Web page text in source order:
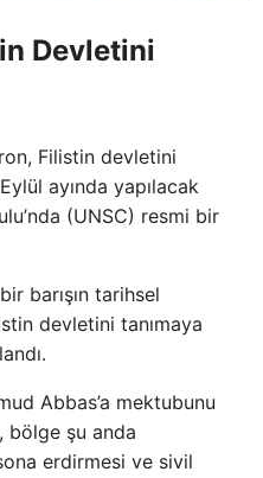
Devletini
Filistin devletini
ayında yapılacak
(UNSC) resmi bir
barışın tarihsel
devletini tanımaya
Abbas’a mektubunu
bölge şu anda
erdirmesi ve sivil